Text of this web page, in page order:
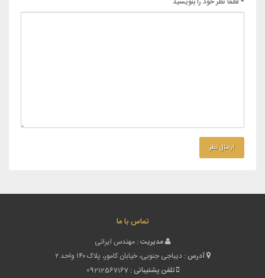
تماس با ما
مدیریت : مهندس ایرانی
آدرس : دیباجی جنوبی، خیابان کامور، پلاک ۱۴۰ واحد ۲
تلفن پشتیبانی : 09212567167